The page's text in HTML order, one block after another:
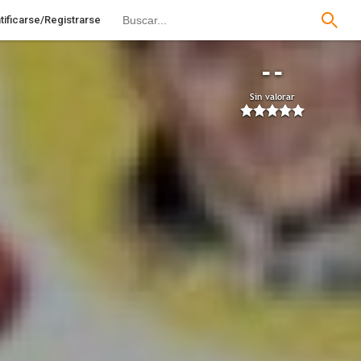
Registrarse
--
Sin valorar